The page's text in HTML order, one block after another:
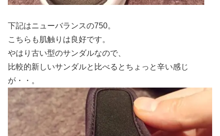
下記はニューバランスの750。
こちらも肌触りは良好です。
やはり古い型のサンダルなので、
比較的新しいサンダルと比べるとちょっと辛い感じ
が・・。